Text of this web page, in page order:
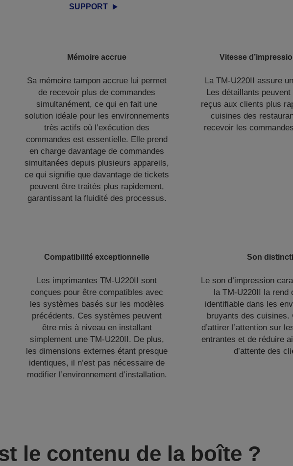
SUPPORT
Mémoire accrue
Sa mémoire tampon accrue lui permet
de recevoir plus de commandes
simultanément, ce qui en fait une
solution idéale pour les environnements
très actifs où l’exécution des
commandes est essentielle. Elle prend
en charge davantage de commandes
simultanées depuis plusieurs appareils,
ce qui signifie que davantage de tickets
peuvent être traités plus rapidement,
garantissant la fluidité des processus.
Vitesse
La TM-U220II assure
Les détaillants
reçus aux clients plus
cuisines des
recevoir les
Compatibilité exceptionnelle
Les imprimantes TM-U220II sont
conçues pour être compatibles avec
les systèmes basés sur les modèles
précédents. Ces systèmes peuvent
être mis à niveau en installant
simplement une TM-U220II. De plus,
les dimensions externes étant presque
identiques, il n’est pas nécessaire de
modifier l’environnement d’installation.
Son
Le son d’impression
la TM-U220II la rend
identifiable dans les
bruyants des cuisines.
d’attirer l’attention sur
entrantes et de réduire
d’attente des
le contenu de la boîte ?